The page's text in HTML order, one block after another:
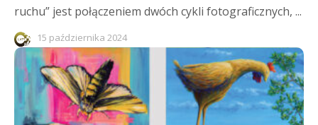
ruchu” jest połączeniem dwóch cykli fotograficznych, ...
15 października 2024